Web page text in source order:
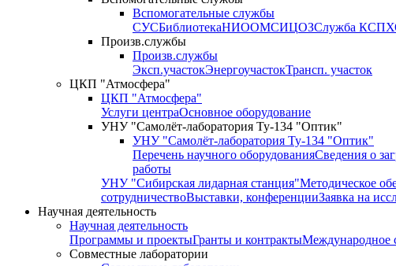
Вспомогательные службы
СУСБиблиотекаНИООМСИЦОЗСлужба КСП
Произв.службы
Произв.службы
Эксп.участокЭнергоучастокТрансп. участок
ЦКП "Атмосфера"
ЦКП "Атмосфера"
Услуги центраОсновное оборудование
УНУ "Самолёт-лаборатория Ту-134 "Оптик"
УНУ "Самолёт-лаборатория Ту-134 "Оптик"
Перечень научного оборудованияСведения о
работы
УНУ "Сибирская лидарная станция"Методическое
сотрудничествоВыставки, конференцииЗаявка на
Научная деятельность
Научная деятельность
Программы и проектыГранты и контрактыМеждународное
Совместные лаборатории